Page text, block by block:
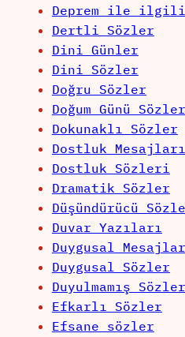
Deprem ile
Dertli Sözler
Dini Günler
Dini Sözler
Doğru Sözler
Doğum Günü
Dokunaklı Sözler
Dostluk Mesajları
Dostluk Sözleri
Dramatik Sözler
Düşündürücü
Duvar Yazıları
Duygusal Mesajlar
Duygusal Sözler
Duyulmamış Sözler
Efkarlı Sözler
Efsane sözler